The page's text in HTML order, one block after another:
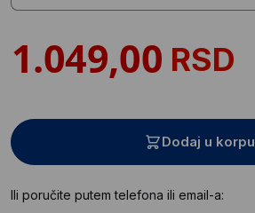
RSD
Dodaj u korpu
Ili poručite putem telefona ili email-a: